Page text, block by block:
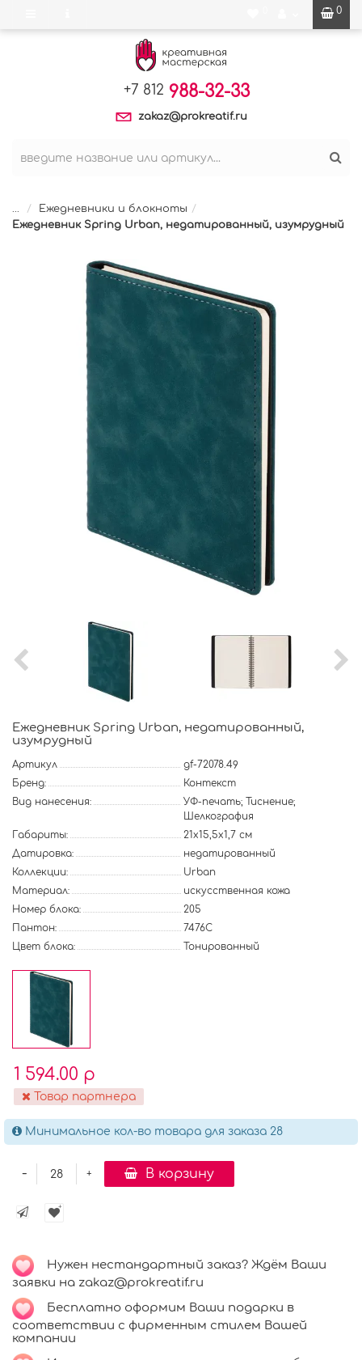
0
+7 812 988-32-33
zakaz@prokreatif.ru
...
Ежедневники и блокноты
Ежедневник Spring Urban, недатированный, изумрудный
Ежедневник Spring Urban, недатированный,
изумрудный
Артикул
gf-72078.49
Бренд:
Контекст
Вид нанесения:
УФ-печать; Тиснение;
Шелкография
Габариты:
21х15,5х1,7 см
Датировка:
недатированный
Коллекции:
Urban
Материал:
искусственная кожа
Номер блока:
205
Пантон:
7476C
Цвет блока:
Тонированный
1 594.00 р
Товар партнера
Минимальное кол-во товара для заказа 28
+
- В корзину
Нужен нестандартный заказ? Ждём Ваши
заявки на zakaz@prokreatif.ru
Бесплатно оформим Ваши подарки в
соответствии с фирменным стилем Вашей
компании